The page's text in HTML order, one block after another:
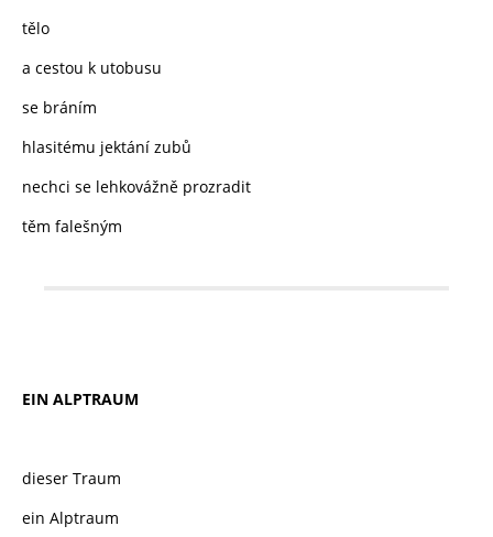
tělo
a cestou k utobusu
se bráním
hlasitému jektání zubů
nechci se lehkovážně prozradit
těm falešným
EIN ALPTRAUM
dieser Traum
ein Alptraum